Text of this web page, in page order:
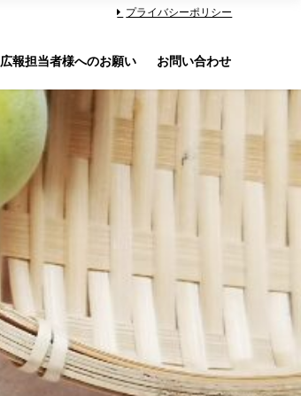
プライバシーポリシー
広報担当者様へのお願い お問い合わせ